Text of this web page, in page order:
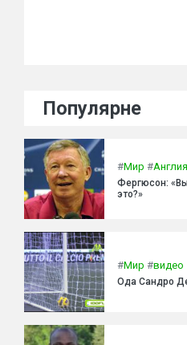
Популярне
#Мир #Англия
Фергюсон:
это?»
#Мир #видео
Ода Сандро